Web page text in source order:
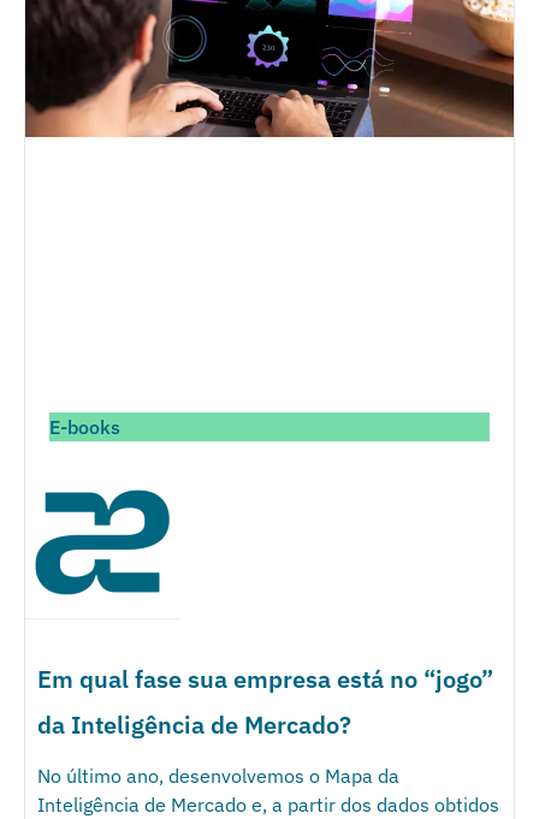
E-books
Em qual fase sua empresa está no “jogo”
da Inteligência de Mercado?
No último ano, desenvolvemos o Mapa da
Inteligência de Mercado e, a partir dos dados obtidos